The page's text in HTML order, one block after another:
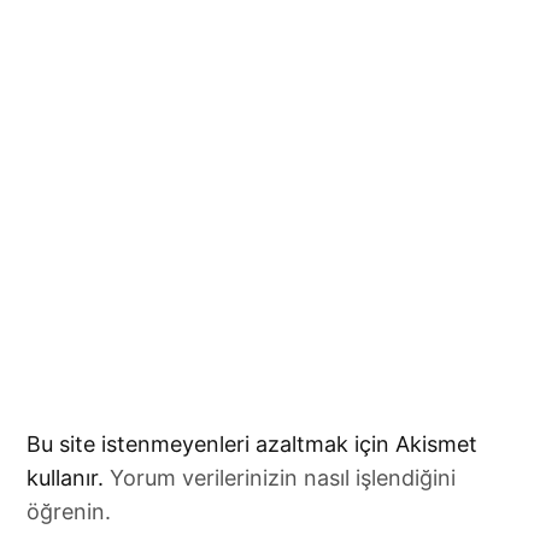
Bu site istenmeyenleri azaltmak için Akismet
kullanır.Yorum verilerinizin nasıl işlendiğini
öğrenin.